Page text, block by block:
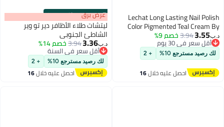
Lechat Long Lasting Nail Polish
Color Pigmented Teal Cream By
Lechat Lacquer Teal Me About It
Dw257
د.ب‏3.55
3.94خصم 9%
أقل سعر في 30 يوم
أقل سعر في 30 يوم
لك رصيد مسترجع 10% + 2
احصل عليه خلال16
00m:00s
·باقي 100% عرض برق
ليتشات طلاء الأظافر دير تو وير
الشاطئ الجنوبي
د.ب‏3.36
3.94خصم 14%
أقل سعر في السنة
أقل سعر في السنة
لك رصيد مسترجع 10% + 2
احصل عليه خلال16